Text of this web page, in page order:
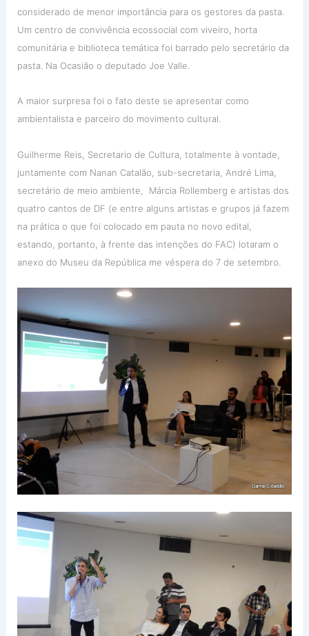
considerado de menor importância para os gestores da pasta.
Um centro de convivência ecossocial com viveiro, horta
comunitária e biblioteca temática foi barrado pelo secretário da
pasta. Na Ocasião o deputado Joe Valle.
A maior surpresa foi o fato deste se apresentar como
ambientalista e parceiro do movimento cultural.
Guilherme Reis, Secretario de Cultura, totalmente à vontade,
juntamente com Nanan Catalão, sub-secretaria, André Lima,
secretário de meio ambiente, Márcia Rollemberg e artistas dos
quatro cantos de DF (e entre alguns artistas e grupos já fazem
na prática o que foi colocado em pauta no novo edital,
estando, portanto, à frente das intenções do FAC) lotaram o
anexo do Museu da República me véspera do 7 de setembro.